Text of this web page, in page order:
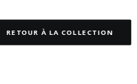
RETOUR À LA COLLECTION